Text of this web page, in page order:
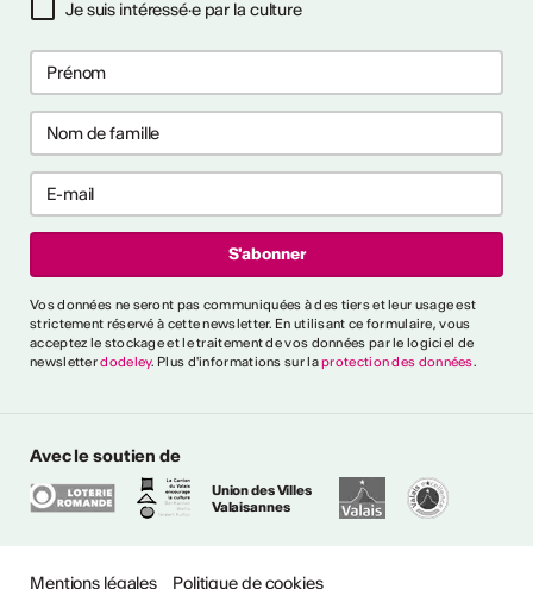
collaborations
premières collaborations
rappeur·euses et
déjà publié un EP ou un
CHF. Délai : 1er
poèmes en français.
CHF + prestations
Info :
Je suis intéressé·e par la culture
Vos données ne seront pas communiquées à des tiers et leur usage est
strictement réservé à cette newsletter. En utilisant ce formulaire, vous
acceptez le stockage et le traitement de vos données par le logiciel de
newsletterdodeley. Plus d'informations sur laprotection des données.
Avec le soutien de
Union des Villes
Valaisannes
Mentions légales Politique de cookies